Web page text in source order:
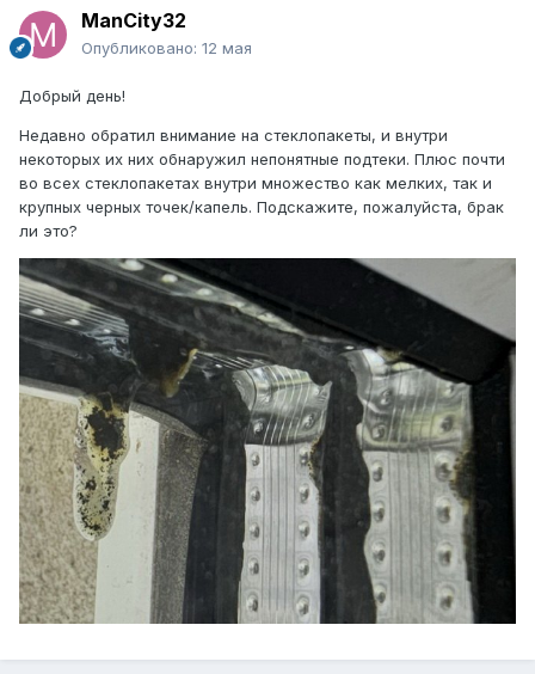
ManCity32
Опубликовано: 12 мая
Добрый день!
Недавно обратил внимание на стеклопакеты, и внутри
некоторых их них обнаружил непонятные подтеки. Плюс почти
во всех стеклопакетах внутри множество как мелких, так и
крупных черных точек/капель. Подскажите, пожалуйста, брак
ли это?